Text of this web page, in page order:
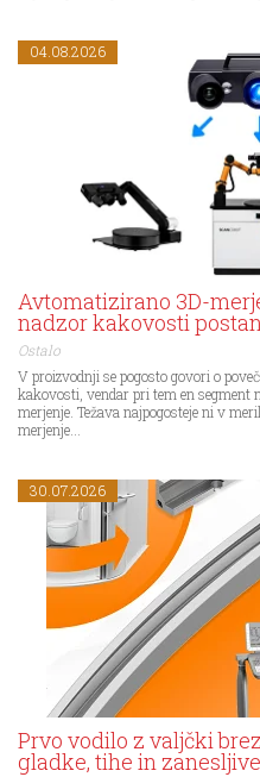
04.08.2026
Avtomatizirano 3D-
nadzor kakovosti
Ostalo
V proizvodnji se pogosto govori o
kakovosti, vendar pri tem en segment
merjenje. Težava najpogosteje ni v
merjenje...
30.07.2026
Prvo vodilo z valjčki
gladke, tihe in